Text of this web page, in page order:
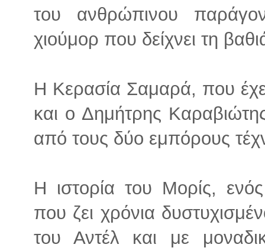
του ανθρώπινου
χιούμορ που δείχνει τη
Η Κερασία Σαμαρά, που
και ο Δημήτρης
από τους δύο εμπόρους
Η ιστορία του Μορίς,
που ζει χρόνια
του Αντέλ και με